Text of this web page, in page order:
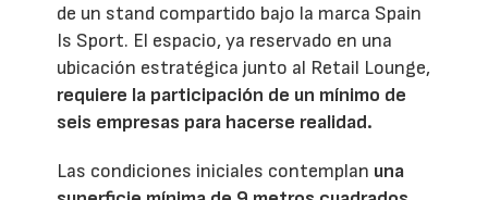
de un stand compartido bajo la marca Spain
Is Sport. El espacio, ya reservado en una
ubicación estratégica junto al Retail Lounge,
requiere la participación de un mínimo de
seis empresas para hacerse realidad.
Las condiciones iniciales contemplan una